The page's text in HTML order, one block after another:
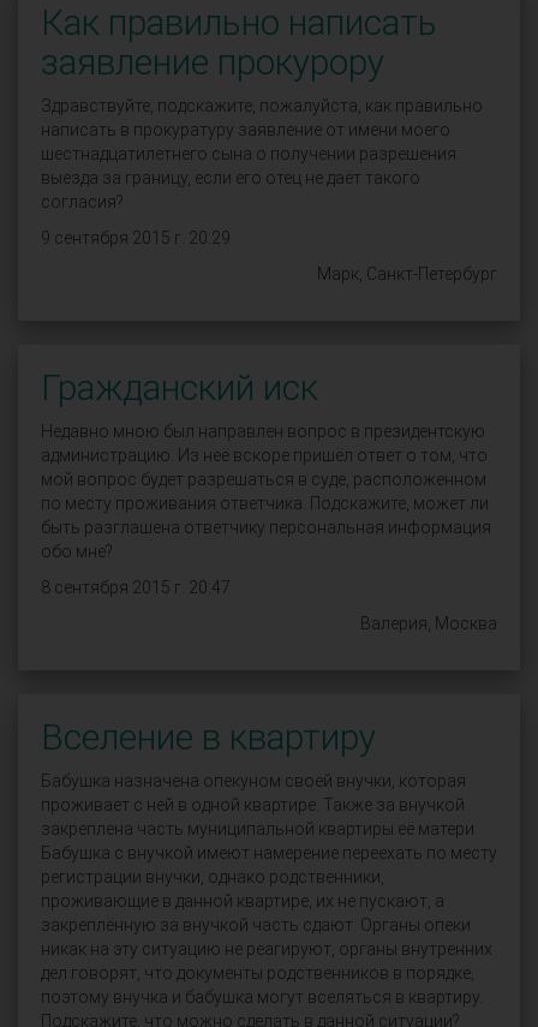
Как правильно написать
заявление прокурору
Здравствуйте, подскажите, пожалуйста, как правильно
написать в прокуратуру заявление от имени моего
шестнадцатилетнего сына о получении разрешения
выезда за границу, если его отец не даёт такого
согласия?
9 сентября 2015 г. 20:29
Марк, Санкт-Петербург
Гражданский иск
Недавно мною был направлен вопрос в президентскую
администрацию. Из неё вскоре пришёл ответ о том, что
мой вопрос будет разрешаться в суде, расположенном
по месту проживания ответчика. Подскажите, может ли
быть разглашена ответчику персональная информация
обо мне?
8 сентября 2015 г. 20:47
Валерия, Москва
Вселение в квартиру
Бабушка назначена опекуном своей внучки, которая
проживает с ней в одной квартире. Также за внучкой
закреплена часть муниципальной квартиры её матери.
Бабушка с внучкой имеют намерение переехать по месту
регистрации внучки, однако родственники,
проживающие в данной квартире, их не пускают, а
закреплённую за внучкой часть сдают. Органы опеки
никак на эту ситуацию не реагируют, органы внутренних
дел говорят, что документы родственников в порядке,
поэтому внучка и бабушка могут вселяться в квартиру.
Подскажите, что можно сделать в данной ситуации?